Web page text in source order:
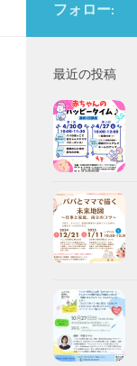
フォロー:
最近の投稿